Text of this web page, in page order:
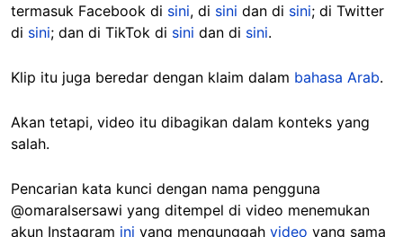
termasuk Facebook di sini, di sini dan di sini; di Twitter
di sini; dan di TikTok di sini dan di sini.
Klip itu juga beredar dengan klaim dalam bahasa Arab.
Akan tetapi, video itu dibagikan dalam konteks yang
salah.
Pencarian kata kunci dengan nama pengguna
@omaralsersawi yang ditempel di video menemukan
akun Instagram ini yang mengunggah video yang sama